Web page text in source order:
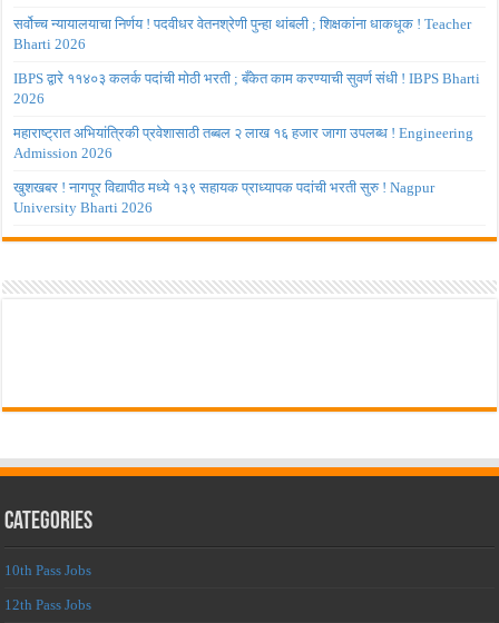
सर्वोच्च न्यायालयाचा निर्णय ! पदवीधर वेतनश्रेणी पुन्हा थांबली ; शिक्षकांना धाकधूक ! Teacher
Bharti 2026
IBPS द्वारे ११४०३ कलर्क पदांची मोठी भरती ; बँकेत काम करण्याची सुवर्ण संधी ! IBPS Bharti
2026
महाराष्ट्रात अभियांत्रिकी प्रवेशासाठी तब्बल २ लाख १६ हजार जागा उपलब्ध ! Engineering
Admission 2026
खुशखबर ! नागपूर विद्यापीठ मध्ये १३९ सहायक प्राध्यापक पदांची भरती सुरु ! Nagpur
University Bharti 2026
Categories
10th Pass Jobs
12th Pass Jobs